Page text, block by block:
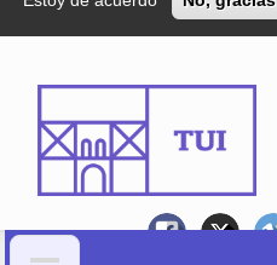
USTED ESTÁ AQUÍ